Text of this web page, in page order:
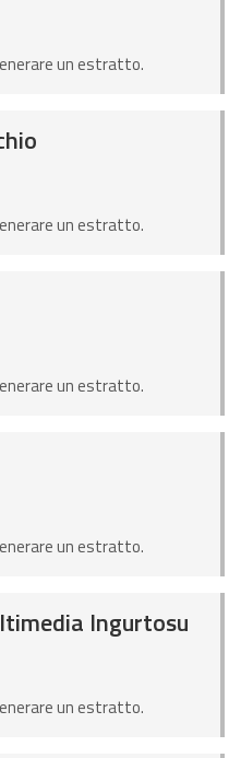
un estratto.
un estratto.
un estratto.
un estratto.
Ingurtosu
un estratto.